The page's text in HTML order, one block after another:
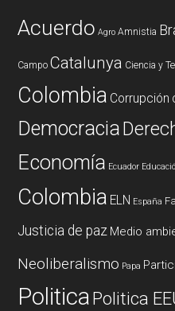
Acuerdo Agro Amnistia
Campo Catalunya Ciencia y
Colombia Corrupción
Democracia
Economía Ecuador
Colombia ELN España
Justicia de paz Medio
Neoliberalismo Papa
PoliticaPolitica